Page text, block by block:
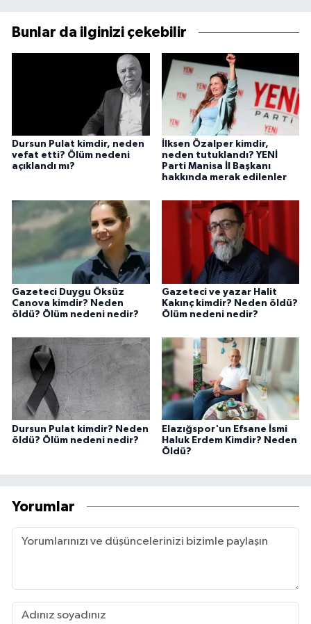
Bunlar da ilginizi çekebilir
Dursun Pulat kimdir, neden
vefat etti? Ölüm nedeni
açıklandı mı?
İlksen Özalper kimdir,
neden tutuklandı? YENİ
Parti Manisa İl Başkanı
hakkında merak edilenler
Gazeteci Duygu Öksüz
Canova kimdir? Neden
öldü? Ölüm nedeni nedir?
Gazeteci ve yazar Halit
Kakınç kimdir? Neden öldü?
Ölüm nedeni nedir?
Dursun Pulat kimdir? Neden
öldü? Ölüm nedeni nedir?
Elazığspor'un Efsane İsmi
Haluk Erdem Kimdir? Neden
Öldü?
Yorumlar